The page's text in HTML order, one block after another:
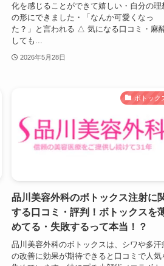
化を感じることができて嬉しい・自分の理
の形にできました・「なんか可愛くなっ
た？」と言われる △ 気になる口コミ・麻
しても...
2026年5月28日
ボトック
品川美容外科のボトックス注射に
する口コミ・評判！ボトックスを
めてる・失敗するって本当！？
品川美容外科のボトックスは、シワや多汗
の改善に効果が期待できると口コミで人気